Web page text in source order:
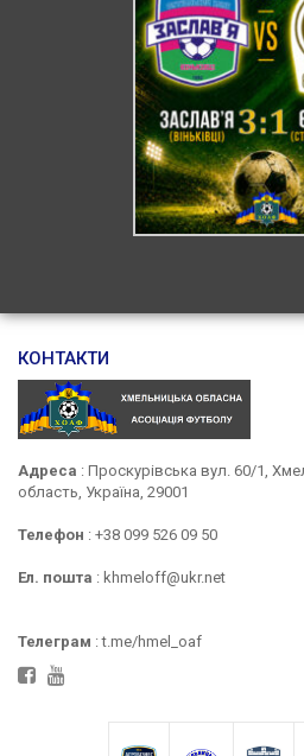
КОНТАКТИ
Адреса : Проскурівська вул. 60/1,
область, Україна, 29001
Телефон : +38 099 526 09 50
Ел. пошта : khmeloff@ukr.net
Телеграм : t.me/hmel_oaf